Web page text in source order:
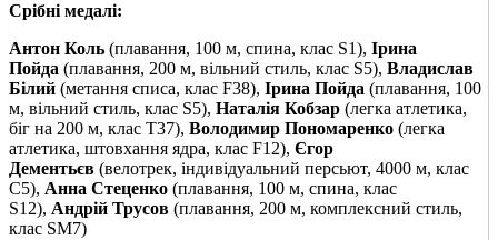
Срібні медалі:
Антон Коль (плавання, 100 м, спина, клас S1), Ірина
Пойда (плавання, 200 м, вільний стиль, клас S5), Владислав
Білий (метання списа, клас F38), Ірина Пойда (плавання, 100
м, вільний стиль, клас S5), Наталія Кобзар (легка атлетика,
біг на 200 м, клас T37), Володимир Пономаренко (легка
атлетика, штовхання ядра, клас F12), Єгор
Дементьєв (велотрек, індивідуальний персьют, 4000 м, клас
С5), Анна Стеценко (плавання, 100 м, спина, клас
S12), Андрій Трусов (плавання, 200 м, комплексний стиль,
клас SM7)